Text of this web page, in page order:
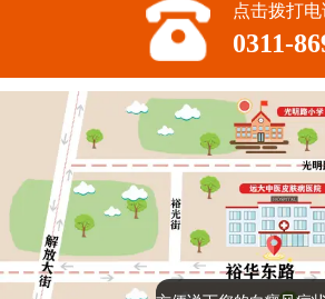
点击拨打
0311-